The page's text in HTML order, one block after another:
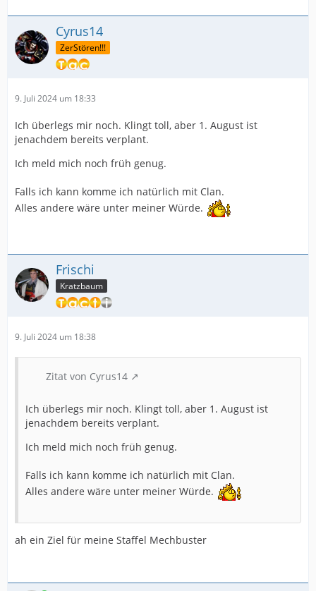
Cyrus14
ZerStören!!!
9. Juli 2024 um 18:33
Ich überlegs mir noch. Klingt toll, aber 1. August ist
jenachdem bereits verplant.
Ich meld mich noch früh genug.
Falls ich kann komme ich natürlich mit Clan.
Alles andere wäre unter meiner Würde.
Frischi
Kratzbaum
9. Juli 2024 um 18:38
Zitat von Cyrus14
Ich überlegs mir noch. Klingt toll, aber 1. August ist
jenachdem bereits verplant.
Ich meld mich noch früh genug.
Falls ich kann komme ich natürlich mit Clan.
Alles andere wäre unter meiner Würde.
ah ein Ziel für meine Staffel Mechbuster